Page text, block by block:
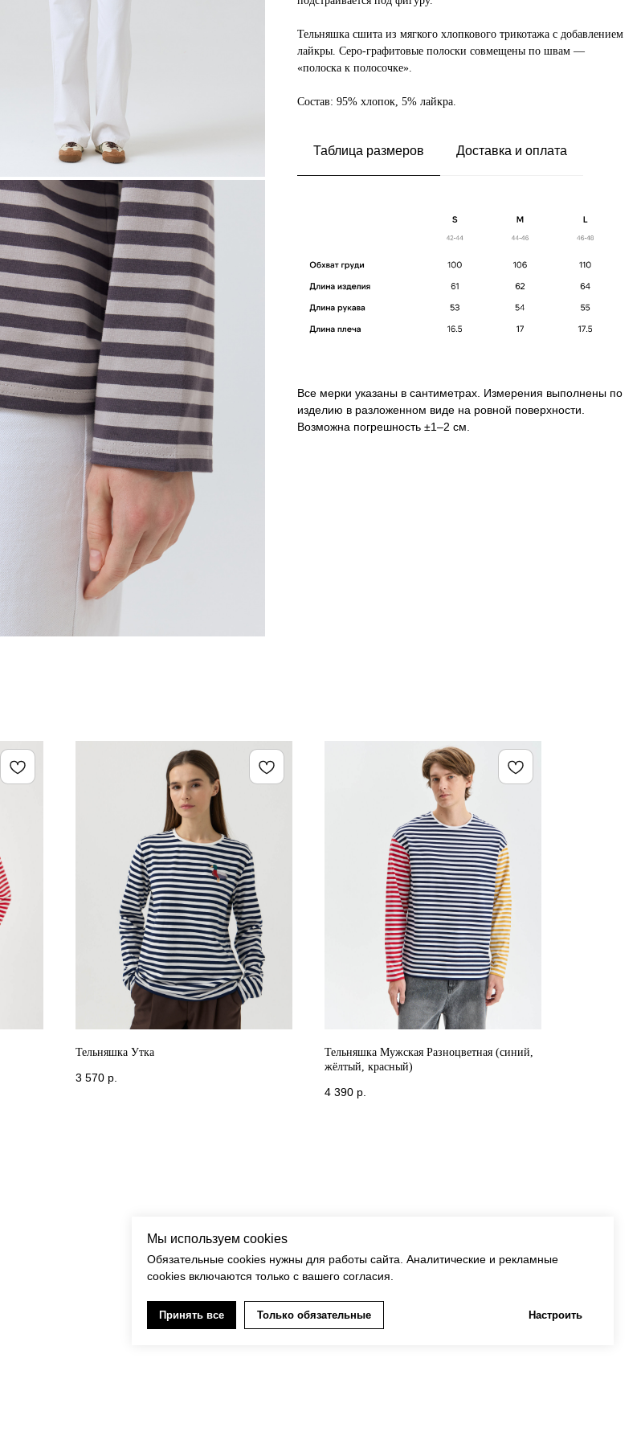
Мы используем cookies
Обязательные cookies нужны для работы сайта. Аналитические и рекламные
cookies включаются только с вашего согласия.
Принять все Только обязательные Настроить
Тельняшка сшита из мягкого хлопкового трикотажа с добавлением
лайкры. Серо-графитовые полоски совмещены по швам —
«полоска к полосочке».
Состав: 95% хлопок, 5% лайкра.
Таблица размеров Доставка и оплата
Все мерки указаны в сантиметрах. Измерения выполнены по
изделию в разложенном виде на ровной поверхности.
Возможна погрешность ±1–2 см.
Тельняшка Утка
3 570 р.
Тельняшка Мужская Разноцветная (синий,
жёлтый, красный)
4 390 р.